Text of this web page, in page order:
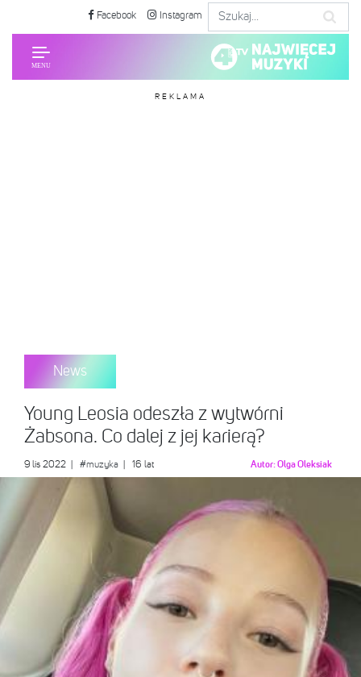
Facebook Instagram
REKLAMA
News
Young Leosia odeszła z wytwórni
Żabsona. Co dalej z jej karierą?
9 lis 2022 #muzyka | 16 lat Autor:Olga Oleksiak